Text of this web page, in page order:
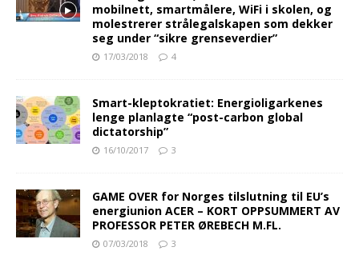
mobilnett, smartmålere, WiFi i skolen, og
molestrerer strålegalskapen som dekker
seg under “sikre grenseverdier”
17/03/2018 4
Smart-kleptokratiet: Energioligarkenes
lenge planlagte “post-carbon global
dictatorship”
16/10/2017 3
GAME OVER for Norges tilslutning til EU’s
energiunion ACER – KORT OPPSUMMERT AV
PROFESSOR PETER ØREBECH M.FL.
07/03/2018 3